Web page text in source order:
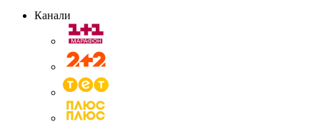
Канали